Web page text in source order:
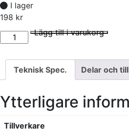
I lager
198 kr
I lager
Kabel 150cm 16 AWG Vit mängd Lägg till i varukorg
Teknisk Spec. Delar och
Ytterligare
Tillverkare